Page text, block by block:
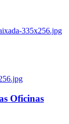
335x256.jpg
Oficinas